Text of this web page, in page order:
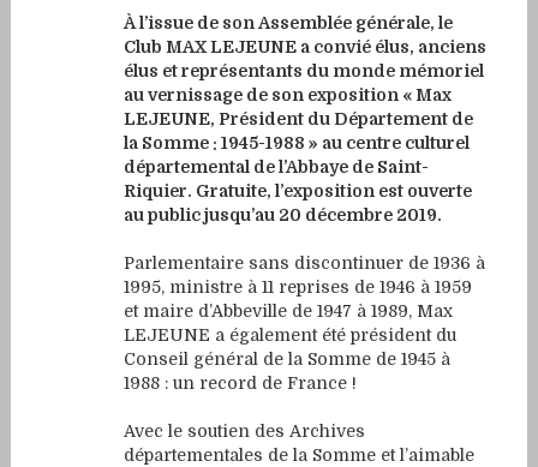
À l’issue de son Assemblée générale, le
Club MAX LEJEUNE a convié élus, anciens
élus et représentants du monde mémoriel
au vernissage de son exposition « Max
LEJEUNE, Président du Département de
la Somme : 1945-1988 » au centre culturel
départemental de l’Abbaye de Saint-
Riquier. Gratuite, l’exposition est ouverte
au public jusqu’au 20 décembre 2019.
Parlementaire sans discontinuer de 1936 à
1995, ministre à 11 reprises de 1946 à 1959
et maire d’Abbeville de 1947 à 1989, Max
LEJEUNE a également été président du
Conseil général de la Somme de 1945 à
1988 : un record de France !
Avec le soutien des Archives
départementales de la Somme et l’aimable